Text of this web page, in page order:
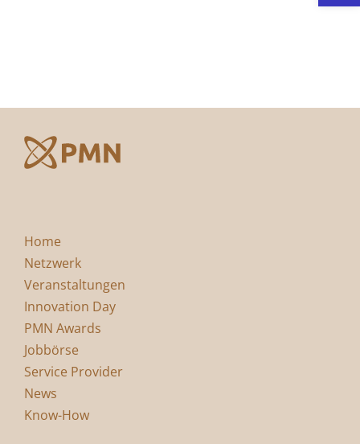
Home
Netzwerk
Veranstaltungen
Innovation Day
PMN Awards
Jobbörse
Service Provider
News
Know-How